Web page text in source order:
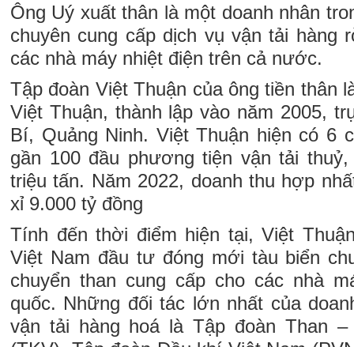
Ông Uý xuất thân là một doanh nhân
chuyên cung cấp dịch vụ vận tải hàng
các nhà máy nhiệt điện trên cả nước.
Tập đoàn Việt Thuận của ông tiền thân
Việt Thuận, thành lập vào năm 2005,
Bí, Quảng Ninh. Việt Thuận hiện có 6
gần 100 đầu phương tiện vận tải
triệu tấn. Năm 2022, doanh thu hợp
xỉ 9.000 tỷ đồng
Tính đến thời điểm hiện tại, Việt
Việt Nam đầu tư đóng mới tàu biển
chuyển than cung cấp cho các nhà
quốc. Những đối tác lớn nhất của
vận tải hàng hoá là Tập đoàn Than